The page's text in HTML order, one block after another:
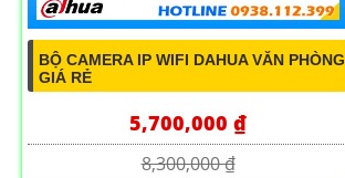
BỘ CAMERA IP WIFI DAHUA VĂN PHÒNG
GIÁ RẺ
5,700,000 ₫
8,300,000 ₫